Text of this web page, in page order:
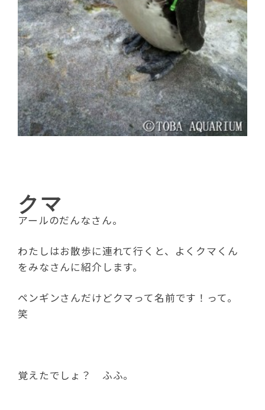
クマ
アールのだんなさん。
わたしはお散歩に連れて行くと、よくクマくん
をみなさんに紹介します。
ペンギンさんだけどクマって名前です！って。
笑
覚えたでしょ？ ふふ。